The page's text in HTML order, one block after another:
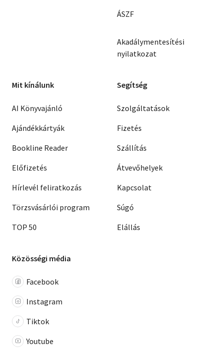
ÁSZF
Akadálymentesítési
nyilatkozat
Mit kínálunk
AI Könyvajánló
Ajándékkártyák
Bookline Reader
Előfizetés
Hírlevél feliratkozás
Törzsvásárlói program
TOP 50
Segítség
Szolgáltatások
Fizetés
Szállítás
Átvevőhelyek
Kapcsolat
Súgó
Elállás
Közösségi média
Facebook
Instagram
Tiktok
Youtube